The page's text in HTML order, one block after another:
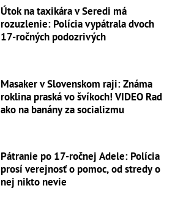
Útok na taxikára v Seredi má
rozuzlenie: Polícia vypátrala dvoch
17-ročných podozrivých
Masaker v Slovenskom raji: Známa
roklina praská vo švíkoch! VIDEO Rad
ako na banány za socializmu
Pátranie po 17-ročnej Adele: Polícia
prosí verejnosť o pomoc, od stredy o
nej nikto nevie